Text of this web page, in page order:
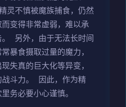
灵不慎被魔族捕食，仍然
变得非常虚弱，难以承
另外，由于无法长时间
暴食摄取过量的魔力，
失真的巨大化等异变，
战斗力。 因此，作为精
务必要小心谨慎。